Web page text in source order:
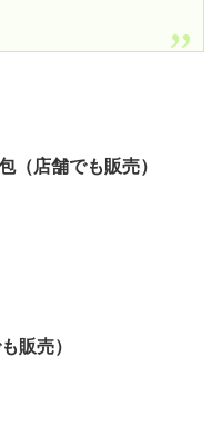
（店舗でも販売）
販売）